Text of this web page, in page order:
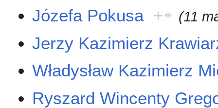
Józefa Pokusa + (11
Jerzy Kazimierz
Władysław Kazimierz
Ryszard Wincenty